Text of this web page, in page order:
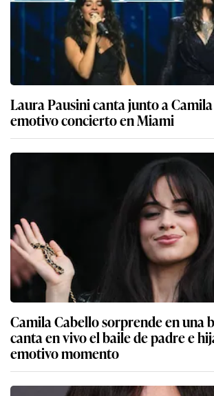
Laura Pausini canta junto a
emotivo concierto en Miami
Camila Cabello sorprende en una
canta en vivo el baile de padre e
emotivo momento